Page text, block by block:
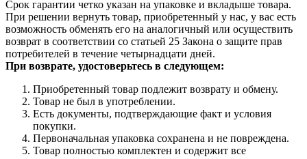
Срок гарантии четко указан на упаковке и вкладыше товара.
При решении вернуть товар, приобретенный у нас, у вас есть
возможность обменять его на аналогичный или осуществить
возврат в соответствии со статьей 25 Закона о защите прав
потребителей в течение четырнадцати дней.
При возврате, удостоверьтесь в следующем:
Приобретенный товар подлежит возврату и обмену.
Товар не был в употреблении.
Есть документы, подтверждающие факт и условия
покупки.
Первоначальная упаковка сохранена и не повреждена.
Товар полностью комплектен и содержит все